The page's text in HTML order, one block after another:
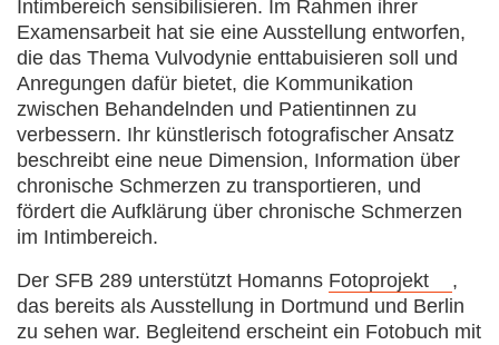
Intimbereich sensibilisieren. Im Rahmen ihrer
Examensarbeit hat sie eine Ausstellung entworfen,
die das Thema Vulvodynie enttabuisieren soll und
Anregungen dafür bietet, die Kommunikation
zwischen Behandelnden und Patientinnen zu
verbessern. Ihr künstlerisch fotografischer Ansatz
beschreibt eine neue Dimension, Information über
chronische Schmerzen zu transportieren, und
fördert die Aufklärung über chronische Schmerzen
im Intimbereich.
Der SFB 289 unterstützt Homanns Fotoprojekt
,
das bereits als Ausstellung in Dortmund und Berlin
zu sehen war. Begleitend erscheint ein Fotobuch mit